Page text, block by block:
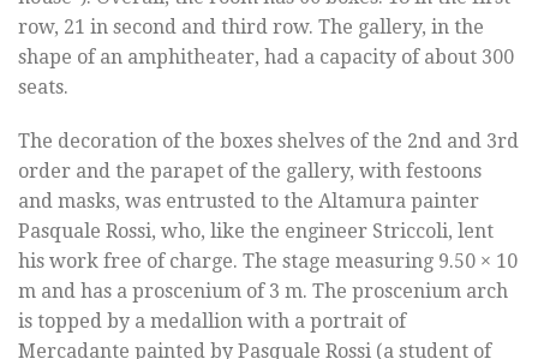
row, 21 in second and third row. The gallery, in the
shape of an amphitheater, had a capacity of about 300
seats.
The decoration of the boxes shelves of the 2nd and 3rd
order and the parapet of the gallery, with festoons
and masks, was entrusted to the Altamura painter
Pasquale Rossi, who, like the engineer Striccoli, lent
his work free of charge. The stage measuring 9.50 × 10
m and has a proscenium of 3 m. The proscenium arch
is topped by a medallion with a portrait of
Mercadante painted by Pasquale Rossi (a student of